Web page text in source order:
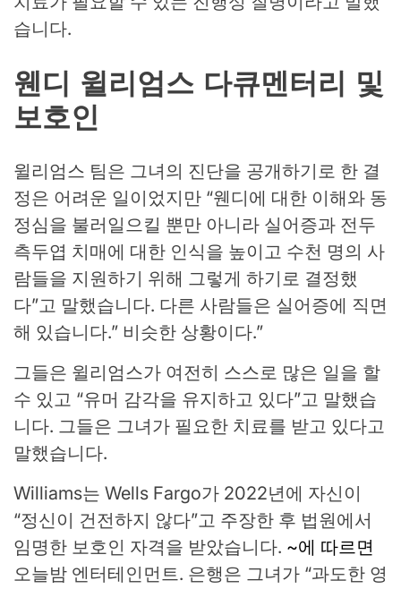
습니다.
웬디 윌리엄스 다큐멘터리 및
보호인
윌리엄스 팀은 그녀의 진단을 공개하기로 한 결
정은 어려운 일이었지만 “웬디에 대한 이해와 동
정심을 불러일으킬 뿐만 아니라 실어증과 전두
측두엽 치매에 대한 인식을 높이고 수천 명의 사
람들을 지원하기 위해 그렇게 하기로 결정했
다”고 말했습니다. 다른 사람들은 실어증에 직면
해 있습니다.” 비슷한 상황이다.”
그들은 윌리엄스가 여전히 스스로 많은 일을 할
수 있고 “유머 감각을 유지하고 있다”고 말했습
니다. 그들은 그녀가 필요한 치료를 받고 있다고
말했습니다.
Williams는 Wells Fargo가 2022년에 자신이
“정신이 건전하지 않다”고 주장한 후 법원에서
임명한 보호인 자격을 받았습니다. ~에 따르면
오늘밤 엔터테인먼트. 은행은 그녀가 “과도한 영